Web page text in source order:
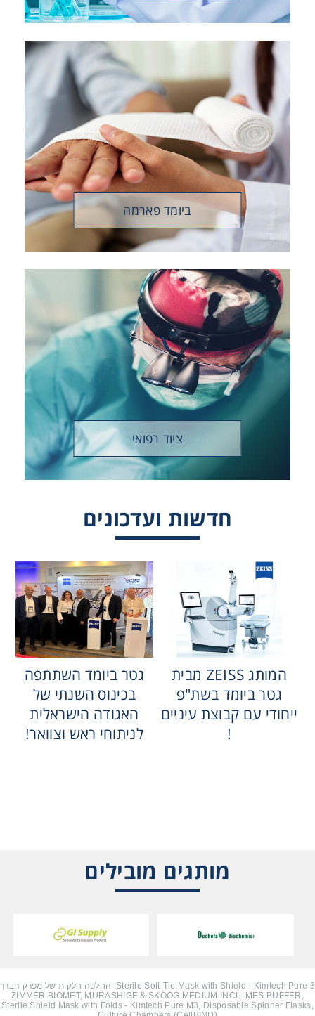
ביומד פארמה
ציוד רפואי
חדשות ועדכונים
גטר ביומד השתתפה
בכינוס השנתי של
האגודה הישראלית
לניתוחי ראש וצוואר!
המותג ZEISS מבית
גטר ביומד בשת"פ
ייחודי עם קבוצת עיניים
!
מותגים מובילים
Sterile Soft-Tie Mask with Shield - Kimtech Pure 3, החלפה חלקית של מפרק הברך
ZIMMER BIOMET, MURASHIGE & SKOOG MEDIUM INCL. MES BUFFER,
Sterile Shield Mask with Folds - Kimtech Pure M3, Disposable Spinner Flasks,